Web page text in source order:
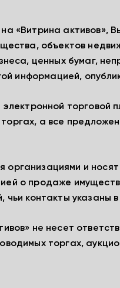
«Витрина активов»,
объектов
ценных бумаг,
информацией,
электронной
а все
и
о продаже
контакты указаны в
не несет
торгах,